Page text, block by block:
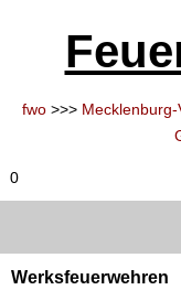
fwo >>>
0
Werksfeuerwehren